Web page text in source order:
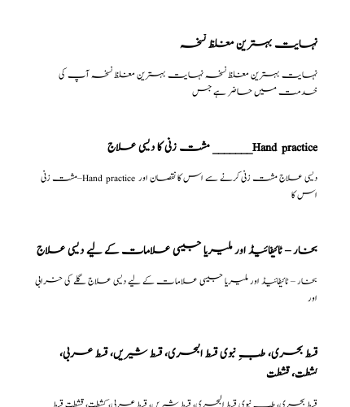
نہایت بہترین مغلظ نسخہ
نہایت بہترین مغلظ نسخہ نہایت بہترین مغلظ نسخہ آپ کی
خدمت میں حاضر ہے جس
مشت زنی کا دیسی علاج _______Hand practice
مشت زنی–Hand practice دیسی علاج مشت زنی کرنے سے اس کا نقصان اور
اس کا
بخار – ٹائیفائیڈ اور ملیریا جیسی علامات کے لیے دیسی علاج
بخار – ٹائیفائیڈ اور ملیریا جیسی علامات کے لیے دیسی علاج گلے کی خرابی
اور
قسط بحری، طبِ نبوی قسط البحری، قسط شیریں، قسط عربی،
كشطت، قشطت